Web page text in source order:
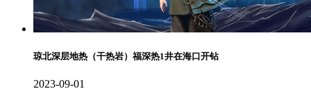
琼北深层地热（干热岩）福深热1井在海口开钻
2023-09-01